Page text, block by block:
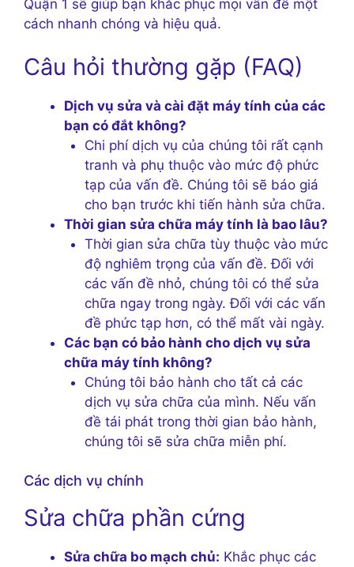
Quận 1 sẽ giúp bạn khắc phục mọi vấn đề một
cách nhanh chóng và hiệu quả.
Câu hỏi thường gặp (FAQ)
Dịch vụ sửa và cài đặt máy tính của các
bạn có đắt không?
Chi phí dịch vụ của chúng tôi rất cạnh
tranh và phụ thuộc vào mức độ phức
tạp của vấn đề. Chúng tôi sẽ báo giá
cho bạn trước khi tiến hành sửa chữa.
Thời gian sửa chữa máy tính là bao lâu?
Thời gian sửa chữa tùy thuộc vào mức
độ nghiêm trọng của vấn đề. Đối với
các vấn đề nhỏ, chúng tôi có thể sửa
chữa ngay trong ngày. Đối với các vấn
đề phức tạp hơn, có thể mất vài ngày.
Các bạn có bảo hành cho dịch vụ sửa
chữa máy tính không?
Chúng tôi bảo hành cho tất cả các
dịch vụ sửa chữa của mình. Nếu vấn
đề tái phát trong thời gian bảo hành,
chúng tôi sẽ sửa chữa miễn phí.
Các dịch vụ chính
Sửa chữa phần cứng
Sửa chữa bo mạch chủ: Khắc phục các